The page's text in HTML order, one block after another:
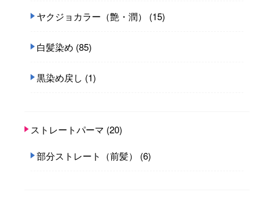
ヤクジョカラー（艶・潤） (15)
白髪染め (85)
黒染め戻し (1)
ストレートパーマ (20)
部分ストレート（前髪） (6)